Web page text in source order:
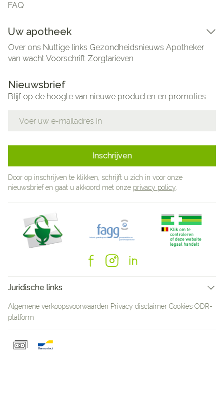
FAQ
Uw apotheek
Over ons Nuttige links Gezondheidsnieuws Apotheker
van wachtVoorschrift Zorgtarieven
Nieuwsbrief
Blijf op de hoogte van nieuwe producten en promoties
Inschrijven
Door op inschrijven te klikken, schrijft u zich in voor onze
nieuwsbrief en gaat u akkoord met onze privacy policy
Juridische links
Algemene verkoopsvoorwaarden Privacy disclaimer Cookies ODR-
platform